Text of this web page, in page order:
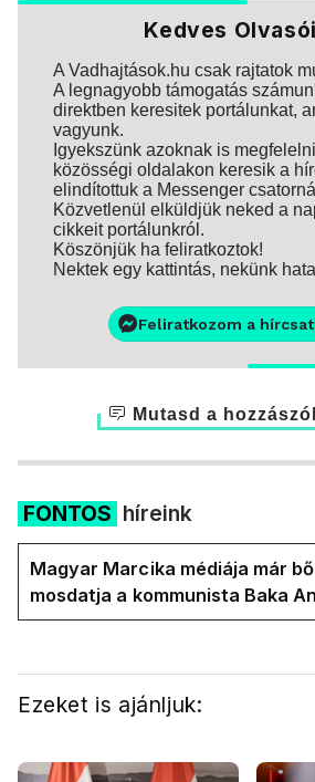
Kedves
A Vadhajtások.hu csak rajtatok
A legnagyobb támogatás
direktben keresitek portálunkat,
vagyunk.
Igyekszünk azoknak is
közösségi oldalakon keresik a
elindítottuk a Messenger
Közvetlenül elküldjük neked a
cikkeit portálunkról.
Köszönjük ha feliratkoztok!
Nektek egy kattintás, nekünk
Feliratkozom a
Mutasd a
FONTOS híreink
Magyar Marcika médiája már
mosdatja a kommunista Baka
Ezeket is ajánljuk: